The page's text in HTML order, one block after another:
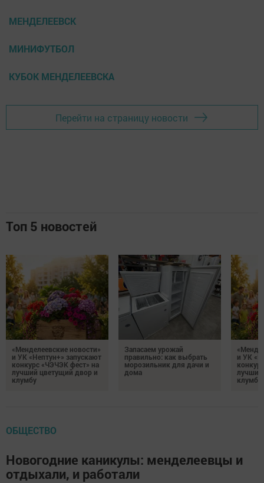
МЕНДЕЛЕЕВСК
МИНИФУТБОЛ
КУБОК МЕНДЕЛЕЕВСКА
Перейти на страницу новости
Топ 5 новостей
«Менделеевские новости»
и УК «Нептун+» запускают
конкурс «ЧЭЧЭК фест» на
лучший цветущий двор и
клумбу
Запасаем урожай
правильно: как выбрать
морозильник для дачи и
дома
и УК
клумбу
ОБЩЕСТВО
Новогодние каникулы: менделеевцы и
отдыхали, и работали